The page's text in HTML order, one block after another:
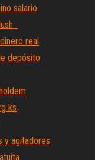
salario
real
depósito
ks
y agitadores